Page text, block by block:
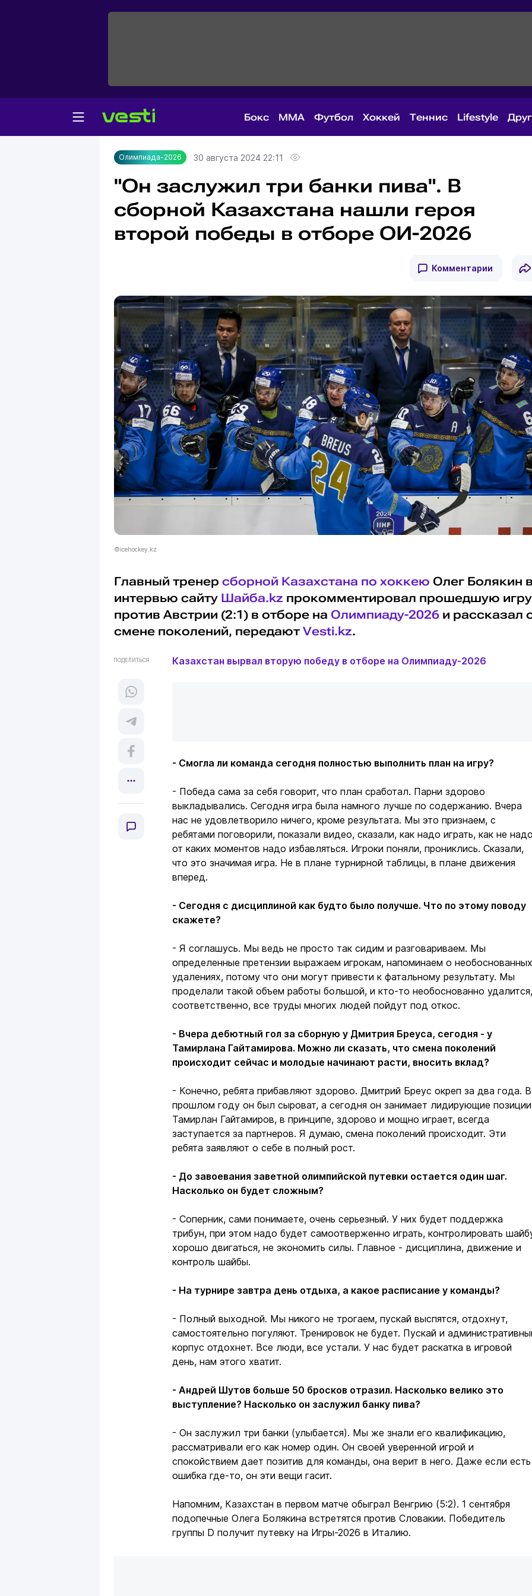
Бокс MMA Футбол Хоккей Теннис Lifestyle
Главная
Олимпиада-2026
Олимпиада-2026 30 августа 2024 22:11
"Он заслужил три банки пива". В
сборной Казахстана нашли героя
второй победы в отборе ОИ-2026
Комментарии
©icehockey.kz
Главный тренер сборной Казахстана по хоккею Олег Болякин
интервью сайту Шайба.kz прокомментировал прошедшую игру
против Австрии (2:1) в отборе на Олимпиаду-2026 и рассказал
смене поколений, передают Vesti.kz.
ПОДЕЛИТЬСЯ Казахстан вырвал вторую победу в отборе на Олимпиаду-2026
- Смогла ли команда сегодня полностью выполнить план на игру?
- Победа сама за себя говорит, что план сработал. Парни здорово
выкладывались. Сегодня игра была намного лучше по содержанию. Вчера
нас не удовлетворило ничего, кроме результата. Мы это признаем, с
ребятами поговорили, показали видео, сказали, как надо играть, как не
от каких моментов надо избавляться. Игроки поняли, прониклись. Сказали,
что это значимая игра. Не в плане турнирной таблицы, в плане движения
вперед.
- Сегодня с дисциплиной как будто было получше. Что по этому поводу
скажете?
- Я соглашусь. Мы ведь не просто так сидим и разговариваем. Мы
определенные претензии выражаем игрокам, напоминаем о необоснованных
удалениях, потому что они могут привести к фатальному результату. Мы
проделали такой объем работы большой, и кто-то необоснованно удалится,
соответственно, все труды многих людей пойдут под откос.
- Вчера дебютный гол за сборную у Дмитрия Бреуса, сегодня - у
Тамирлана Гайтамирова. Можно ли сказать, что смена поколений
происходит сейчас и молодые начинают расти, вносить вклад?
- Конечно, ребята прибавляют здорово. Дмитрий Бреус окреп за два года. В
прошлом году он был сыроват, а сегодня он занимает лидирующие
Тамирлан Гайтамиров, в принципе, здорово и мощно играет, всегда
заступается за партнеров. Я думаю, смена поколений происходит. Эти
ребята заявляют о себе в полный рост.
- До завоевания заветной олимпийской путевки остается один шаг.
Насколько он будет сложным?
- Соперник, сами понимаете, очень серьезный. У них будет поддержка
трибун, при этом надо будет самоотверженно играть, контролировать
хорошо двигаться, не экономить силы. Главное - дисциплина, движение и
контроль шайбы.
- На турнире завтра день отдыха, а какое расписание у команды?
- Полный выходной. Мы никого не трогаем, пускай выспятся, отдохнут,
самостоятельно погуляют. Тренировок не будет. Пускай и
корпус отдохнет. Все люди, все устали. У нас будет раскатка в игровой
день, нам этого хватит.
- Андрей Шутов больше 50 бросков отразил. Насколько велико это
выступление? Насколько он заслужил банку пива?
- Он заслужил три банки (улыбается). Мы же знали его квалификацию,
рассматривали его как номер один. Он своей уверенной игрой и
спокойствием дает позитив для команды, она верит в него. Даже если есть
ошибка где-то, он эти вещи гасит.
Напомним, Казахстан в первом матче обыграл Венгрию (5:2). 1 сентября
подопечные Олега Болякина встретятся против Словакии. Победитель
группы D получит путевку на Игры-2026 в Италию.